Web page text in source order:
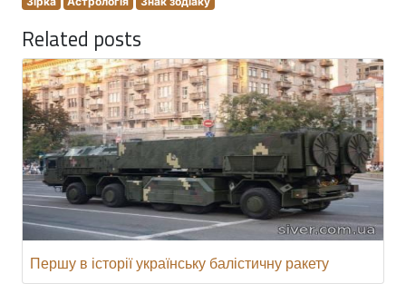
Related posts
Першу в історії українську балістичну ракету